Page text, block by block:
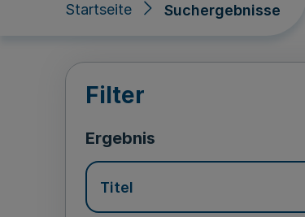
Startseite Suchergebnisse
Suchergebnisse
Filter
Ergebnis
Titel